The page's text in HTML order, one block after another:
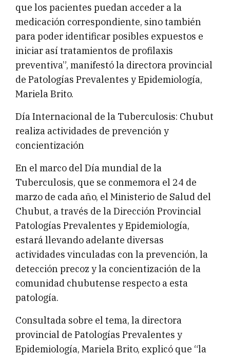
que los pacientes puedan acceder a la
medicación correspondiente, sino también
para poder identificar posibles expuestos e
iniciar así tratamientos de profilaxis
preventiva”, manifestó la directora provincial
de Patologías Prevalentes y Epidemiología,
Mariela Brito.
Día Internacional de la Tuberculosis: Chubut
realiza actividades de prevención y
concientización
En el marco del Día mundial de la
Tuberculosis, que se conmemora el 24 de
marzo de cada año, el Ministerio de Salud del
Chubut, a través de la Dirección Provincial
Patologías Prevalentes y Epidemiología,
estará llevando adelante diversas
actividades vinculadas con la prevención, la
detección precoz y la concientización de la
comunidad chubutense respecto a esta
patología.
Consultada sobre el tema, la directora
provincial de Patologías Prevalentes y
Epidemiología, Mariela Brito, explicó que “la